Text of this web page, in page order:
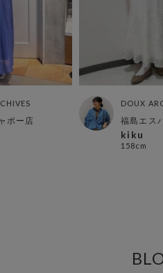
ポー店
DOUX
福島エス
kiku
158cm